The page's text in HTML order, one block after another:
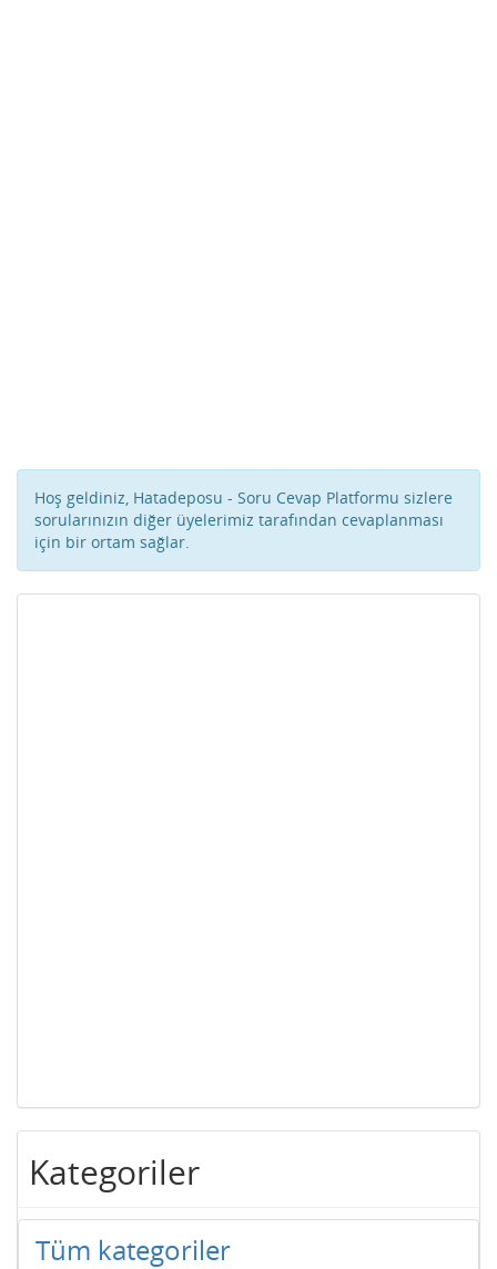
Hoş geldiniz, Hatadeposu - Soru Cevap Platformu sizlere
sorularınızın diğer üyelerimiz tarafından cevaplanması
için bir ortam sağlar.
Kategoriler
Tüm kategoriler